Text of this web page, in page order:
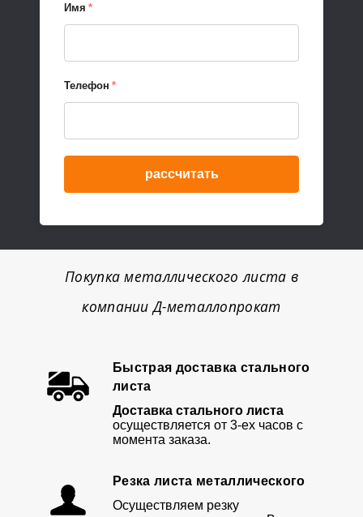
Имя *
Телефон *
рассчитать
Покупка металлического листа в
компании Д-металлопрокат
Быстрая доставка стального
листа
Доставка стального листа
осуществляется от 3-ех часов с
момента заказа.
Резка листа металлического
Осуществляем резку